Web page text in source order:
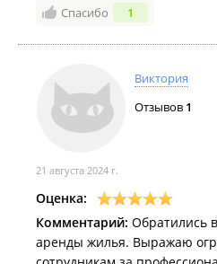
Спасибо 1
Виктория
Отзывов 1
21 августа 2024 г.
Оценка:
Комментарий: Обратились
аренды жилья. Выражаю